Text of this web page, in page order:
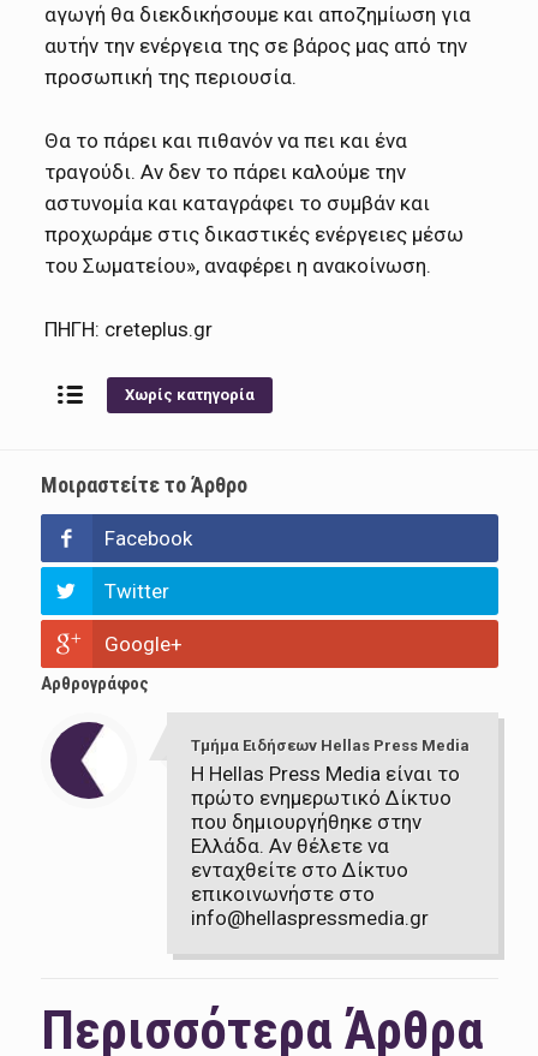
αγωγή θα διεκδικήσουμε και αποζημίωση για
αυτήν την ενέργεια της σε βάρος μας από την
προσωπική της περιουσία.
Θα το πάρει και πιθανόν να πει και ένα
τραγούδι. Αν δεν το πάρει καλούμε την
αστυνομία και καταγράφει το συμβάν και
προχωράμε στις δικαστικές ενέργειες μέσω
του Σωματείου», αναφέρει η ανακοίνωση.
ΠΗΓΗ: creteplus.gr
Χωρίς κατηγορία
Μοιραστείτε το Άρθρο
Facebook
Twitter
Google+
Αρθρογράφος
Τμήμα Ειδήσεων Hellas Press Media
Η Hellas Press Media είναι το
πρώτο ενημερωτικό Δίκτυο
που δημιουργήθηκε στην
Ελλάδα. Αν θέλετε να
ενταχθείτε στο Δίκτυο
επικοινωνήστε στο
info@hellaspressmedia.gr
Περισσότερα Άρθρα